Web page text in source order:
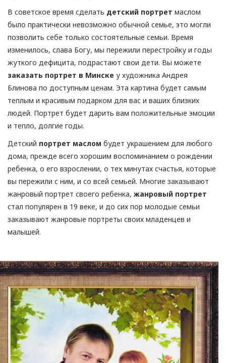
В советское время сделать детский портрет маслом
было практически невозможно обычной семье, это могли
позволить себе только состоятельные семьи. Время
изменилось, слава Богу, мы пережили перестройку и годы
жуткого дефицита, подрастают свои дети. Вы можете
заказать портрет в Минске у художника Андрея
Блинова по доступным ценам. Эта картина будет самым
теплым и красивым подарком для вас и ваших близких
людей. Портрет будет дарить вам положительные эмоции
и тепло, долгие годы.
Детский портрет маслом будет украшением для любого
дома, прежде всего хорошим воспоминанием о рождении
ребенка, о его взрослении, о тех минутах счастья, которые
вы пережили с ним, и со всей семьей. Многие заказывают
жанровый портрет своего ребенка, жанровый портрет
стал популярен в 19 веке, и до сих пор молодые семьи
заказывают жанровые портреты своих младенцев и
малышей.